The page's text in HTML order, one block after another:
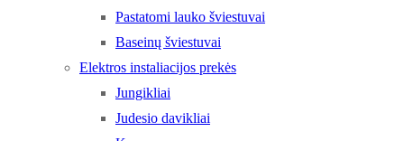
Pastatomi lauko šviestuvai
Baseinų šviestuvai
Elektros instaliacijos prekės
Jungikliai
Judesio davikliai